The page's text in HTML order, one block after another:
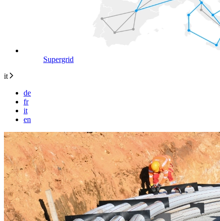
Supergrid
it
de
fr
it
en